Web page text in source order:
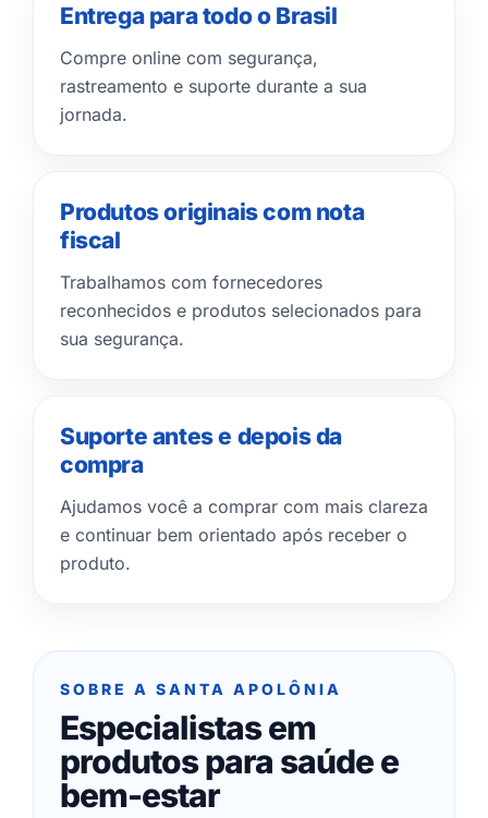
Entrega para todo o Brasil
Compre online com segurança,
rastreamento e suporte durante a sua
jornada.
Produtos originais com nota
fiscal
Trabalhamos com fornecedores
reconhecidos e produtos selecionados para
sua segurança.
Suporte antes e depois da
compra
Ajudamos você a comprar com mais clareza
e continuar bem orientado após receber o
produto.
SOBRE A SANTA APOLÔNIA
Especialistas em
produtos para saúde e
bem-estar